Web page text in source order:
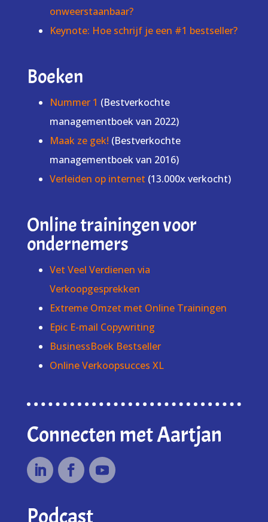
onweerstaanbaar?
Keynote: Hoe schrijf je een #1 bestseller?
Boeken
Nummer 1 (Bestverkochte
managementboek van 2022)
Maak ze gek! (Bestverkochte
managementboek van 2016)
Verleiden op internet (13.000x verkocht)
Online trainingen voor
ondernemers
Vet Veel Verdienen via
Verkoopgesprekken
Extreme Omzet met Online Trainingen
Epic E-mail Copywriting
BusinessBoek Bestseller
Online Verkoopsucces XL
Connecten met Aartjan